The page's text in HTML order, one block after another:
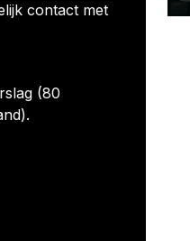
contact met
(80